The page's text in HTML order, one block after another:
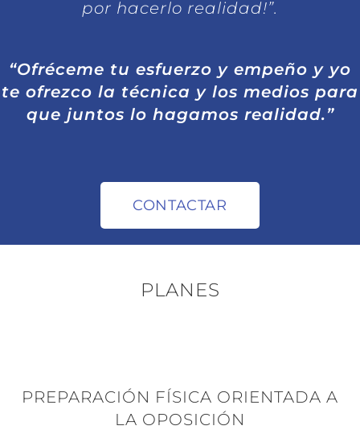
por hacerlo realidad!”.
“Ofréceme tu esfuerzo y empeño y yo
te ofrezco la técnica y los medios para
que juntos lo hagamos realidad.”
CONTACTAR
PLANES
PREPARACIÓN FÍSICA ORIENTADA A
LA OPOSICIÓN